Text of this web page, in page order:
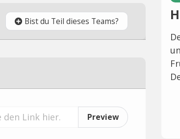
Bist du Teil dieses Teams?
Preview